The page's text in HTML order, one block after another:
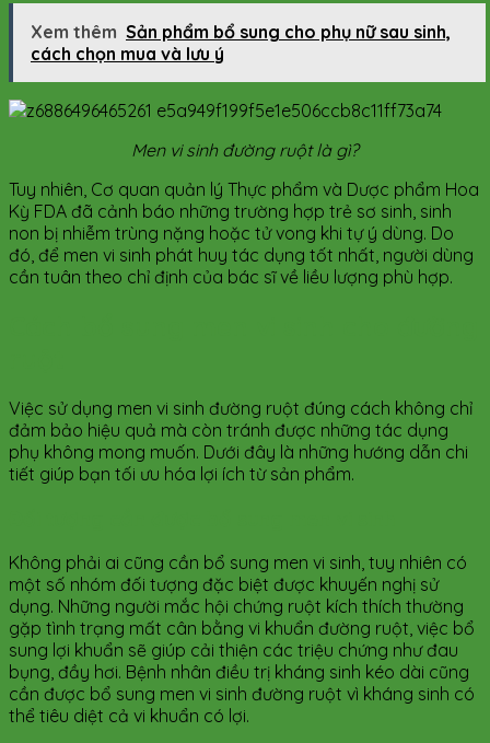
Xem thêm Sản phẩm bổ sung cho phụ nữ sau sinh,
cách chọn mua và lưu ý
Men vi sinh đường ruột là gì?
Tuy nhiên, Cơ quan quản lý Thực phẩm và Dược phẩm Hoa
Kỳ FDA đã cảnh báo những trường hợp trẻ sơ sinh, sinh
non bị nhiễm trùng nặng hoặc tử vong khi tự ý dùng. Do
đó, để men vi sinh phát huy tác dụng tốt nhất, người dùng
cần tuân theo chỉ định của bác sĩ về liều lượng phù hợp.
Việc sử dụng men vi sinh đường ruột đúng cách không chỉ
đảm bảo hiệu quả mà còn tránh được những tác dụng
phụ không mong muốn. Dưới đây là những hướng dẫn chi
tiết giúp bạn tối ưu hóa lợi ích từ sản phẩm.
Không phải ai cũng cần bổ sung men vi sinh, tuy nhiên có
một số nhóm đối tượng đặc biệt được khuyến nghị sử
dụng. Những người mắc hội chứng ruột kích thích thường
gặp tình trạng mất cân bằng vi khuẩn đường ruột, việc bổ
sung lợi khuẩn sẽ giúp cải thiện các triệu chứng như đau
bụng, đầy hơi. Bệnh nhân điều trị kháng sinh kéo dài cũng
cần được bổ sung men vi sinh đường ruột vì kháng sinh có
thể tiêu diệt cả vi khuẩn có lợi.